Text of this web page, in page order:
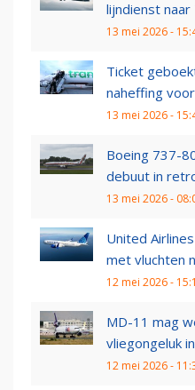
lijndienst naar
13 mei 2026 -
Ticket
naheffing
13 mei 2026 -
Boeing 737-
debuut in
13 mei 2026 -
United
met vluchten
12 mei 2026 -
MD-11 mag
vliegongeluk
12 mei 2026 -